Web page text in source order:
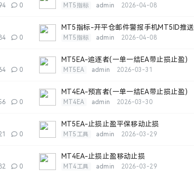
0 MT5指标 admin 2026-04-08
0
MT5指标-开平仓邮件警报手机MT5ID推送
MT5指标 admin 2026-04-08
0
MT5EA-追逐者(一单一结EA带止损止盈)
MT5EA admin 2026-03-31
0
MT4EA-预言者(一单一结EA带止损止盈)
MT4EA admin 2026-03-30
0
MT5EA-止损止盈平保移动止损
MT5工具 admin 2026-03-29
0
MT4EA-止损止盈移动止损
MT4工具 admin 2026-03-29